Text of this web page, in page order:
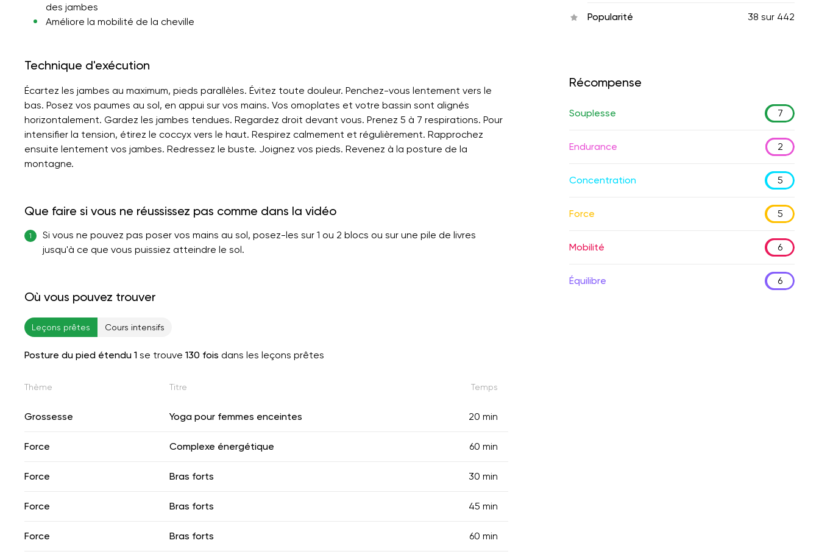
des jambes
Améliore la mobilité de la cheville
Technique d'exécution
Écartez les jambes au maximum, pieds parallèles. Évitez toute douleur. Penchez-vous lentement vers le
bas. Posez vos paumes au sol, en appui sur vos mains. Vos omoplates et votre bassin sont alignés
horizontalement. Gardez les jambes tendues. Regardez droit devant vous. Prenez 5 à 7 respirations. Pour
intensifier la tension, étirez le coccyx vers le haut. Respirez calmement et régulièrement. Rapprochez
ensuite lentement vos jambes. Redressez le buste. Joignez vos pieds. Revenez à la posture de la
montagne.
Que faire si vous ne réussissez pas comme dans la vidéo
1
Si vous ne pouvez pas poser vos mains au sol, posez-les sur 1 ou 2 blocs ou sur une pile de livres
jusqu'à ce que vous puissiez atteindre le sol.
Où vous pouvez trouver
Leçons prêtes Cours intensifs
Posture du pied étendu 1 se trouve 130 fois dans les leçons prêtes
Thème Titre Temps
Grossesse Yoga pour femmes enceintes 20 min
Force Complexe énergétique 60 min
Force Bras forts 30 min
Force Bras forts 45 min
Force Bras forts 60 min
Popularité 38 sur 442
Récompense
Souplesse 7
Endurance 2
Concentration 5
Force 5
Mobilité 6
Équilibre 6